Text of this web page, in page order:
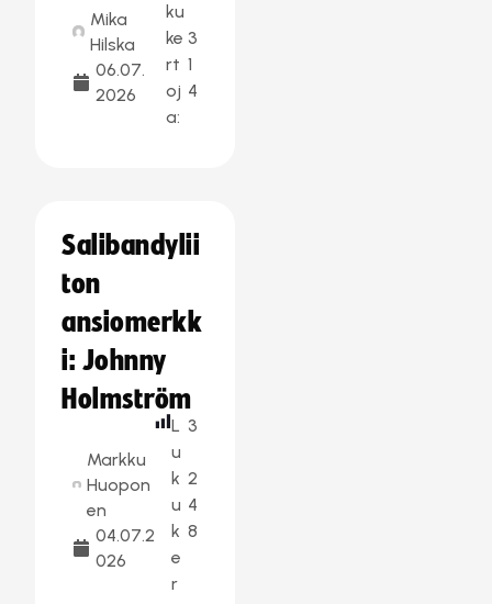
Mika
Hilska
06.07.
2026
ku
ke
rt
oj
a:
3
1
4
Salibandylii
ton
ansiomerkk
i: Johnny
Holmström
Markku
Huopon
en
04.07.2
026
L
u
k
u
k
e
r
3
2
4
8